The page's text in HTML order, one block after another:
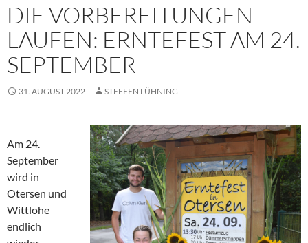
DIE VORBEREITUNGEN
LAUFEN: ERNTEFEST AM 24.
SEPTEMBER
31. AUGUST 2022 STEFFEN LÜHNING
Am 24.
September
wird in
Otersen und
Wittlohe
endlich